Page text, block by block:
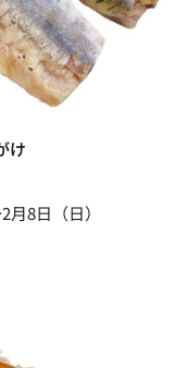
け
8日（日）